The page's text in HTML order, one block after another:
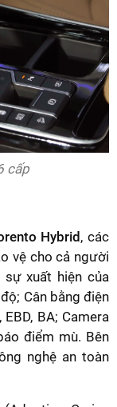
cấp
Hybrid , các
vệ cho cả người
sự xuất hiện của
Cân bằng điện
BA; Camera
điểm mù. Bên
nghệ an toàn